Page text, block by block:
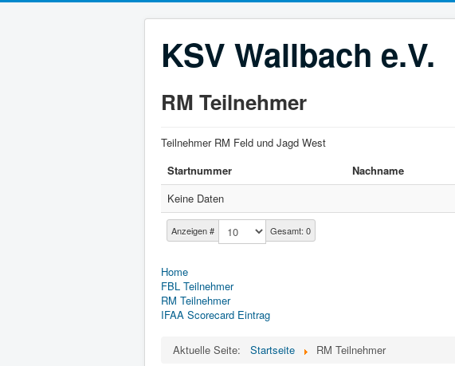
KSV Wallbach e.V.
RM Teilnehmer
Teilnehmer RM Feld und Jagd West
Startnummer
Nachname
Anzeigen # Gesamt: 0
Keine Daten
Home
FBL Teilnehmer
RM Teilnehmer
IFAA Scorecard Eintrag
Aktuelle Seite: Startseite RM Teilnehmer